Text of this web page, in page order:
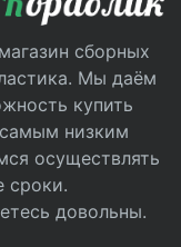
сборных
Мы даём
купить
низким
осуществлять
сроки.
довольны.